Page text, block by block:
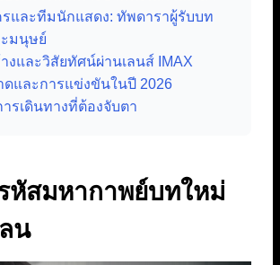
รและทีมนักแสดง: ทัพดาราผู้รับบท
มนุษย์
งและวิสัยทัศน์ผ่านเลนส์ IMAX
และการแข่งขันในปี 2026
รเดินทางที่ต้องจับตา
หัสมหากาพย์บทใหม่
น